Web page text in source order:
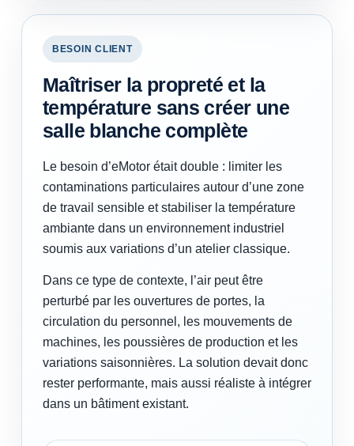
BESOIN CLIENT
Maîtriser la propreté et la
température sans créer une
salle blanche complète
Le besoin d’eMotor était double : limiter les
contaminations particulaires autour d’une zone
de travail sensible et stabiliser la température
ambiante dans un environnement industriel
soumis aux variations d’un atelier classique.
Dans ce type de contexte, l’air peut être
perturbé par les ouvertures de portes, la
circulation du personnel, les mouvements de
machines, les poussières de production et les
variations saisonnières. La solution devait donc
rester performante, mais aussi réaliste à intégrer
dans un bâtiment existant.